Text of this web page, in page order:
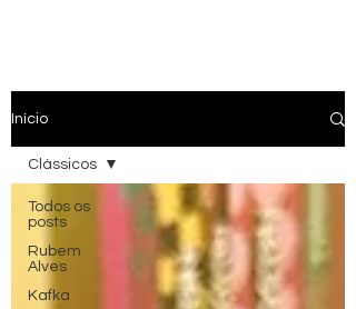
Início
Todos os
posts
Rubem
Alves
Kafka
Clássicos